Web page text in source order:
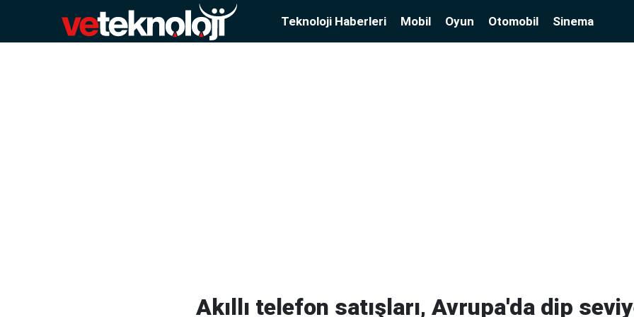
Teknoloji Haberleri Mobil Oyun Otomobil Sinema
Akıllı telefon satışları, Avrupa'da dip